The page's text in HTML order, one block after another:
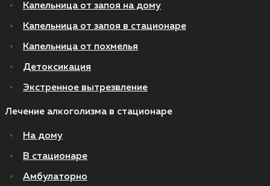
Капельница от запоя на дому
Капельница от запоя в стационаре
Капельница от похмелья
Детоксикация
Экстренное вытрезвление
Лечение алкоголизма в стационаре
На дому
В стационаре
Амбулаторно